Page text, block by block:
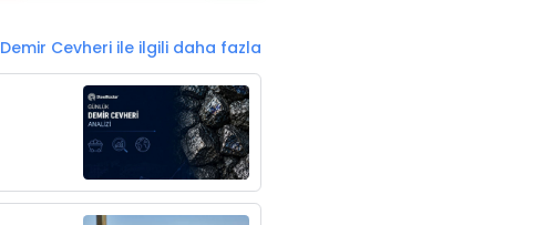
Demir Cevheri ile ilgili daha fazla